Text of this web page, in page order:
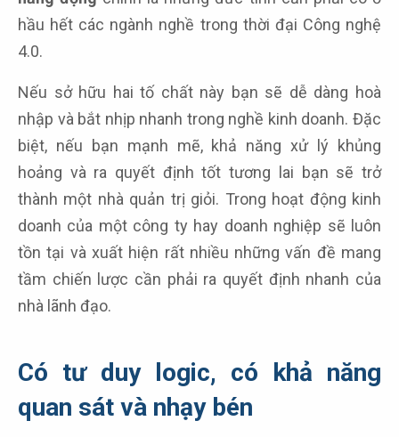
hầu hết các ngành nghề trong thời đại Công nghệ
4.0.
Nếu sở hữu hai tố chất này bạn sẽ dễ dàng hoà
nhập và bắt nhịp nhanh trong nghề kinh doanh. Đặc
biệt, nếu bạn mạnh mẽ, khả năng xử lý khủng
hoảng và ra quyết định tốt tương lai bạn sẽ trở
thành một nhà quản trị giỏi. Trong hoạt động kinh
doanh của một công ty hay doanh nghiệp sẽ luôn
tồn tại và xuất hiện rất nhiều những vấn đề mang
tầm chiến lược cần phải ra quyết định nhanh của
nhà lãnh đạo.
Có tư duy logic, có khả năng
quan sát và nhạy bén